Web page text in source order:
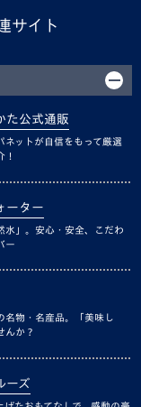
サイト
た公式通販
ネットが自信をもって厳選
！
ーター
水」。安心・安全、こだわ
ー
名物・名産品。「美味し
んか？
ーズ